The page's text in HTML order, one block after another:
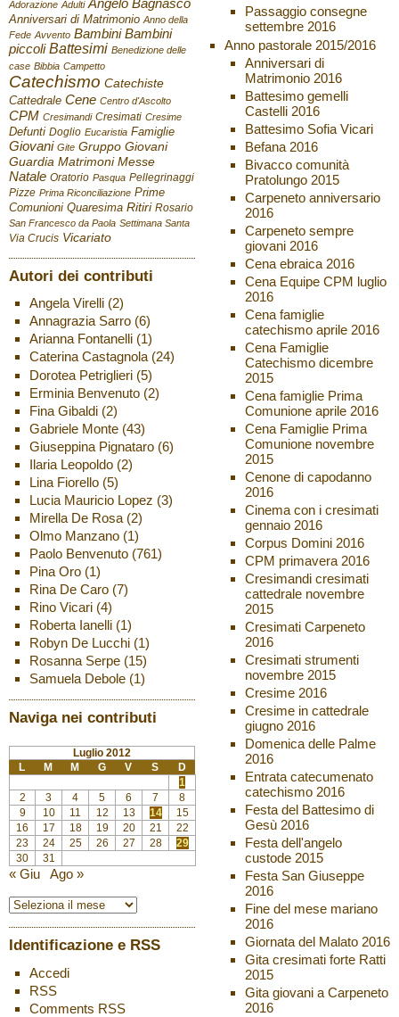
Adorazione Adulti Angelo Bagnasco
Anniversari di Matrimonio Anno della
Fede Avvento Bambini Bambini
piccoli Battesimi Benedizione delle
case Bibbia Campetto
Catechismo Catechiste
Cattedrale Cene Centro d'Ascolto
CPM Cresimandi Cresimati Cresime
Defunti Doglio Eucaristia Famiglie
Giovani Gite Gruppo Giovani
Guardia Matrimoni Messe
Natale Oratorio Pasqua Pellegrinaggi
Pizze Prima Riconciliazione Prime
Comunioni Quaresima Ritiri Rosario
San Francesco da Paola Settimana Santa
Via Crucis Vicariato
Autori dei contributi
Angela Virelli(2)
Annagrazia Sarro(6)
Arianna Fontanelli(1)
Caterina Castagnola(24)
Dorotea Petriglieri(5)
Erminia Benvenuto(2)
Fina Gibaldi(2)
Gabriele Monte(43)
Giuseppina Pignataro(6)
Ilaria Leopoldo(2)
Lina Fiorello(5)
Lucia Mauricio Lopez (3)
Mirella De Rosa(2)
Olmo Manzano(1)
Paolo Benvenuto(761)
Pina Oro(1)
Rina De Caro(7)
Rino Vicari(4)
Roberta Ianelli(1)
Robyn De Lucchi(1)
Rosanna Serpe(15)
Samuela Debole(1)
Naviga nei contributi
Luglio 2012
L
M M G V S
D
1
2
3 4 5 6 7
8
9
10 11 12 13 14
15
16
17 18 19 20 21
22
23
24 25 26 27 28
29
30
31
« Giu Ago »
Identificazione e RSS
Accedi
RSS
Comments RSS
Passaggio consegne
settembre 2016
Anno pastorale 2015/2016
Anniversari di
Matrimonio 2016
Battesimo gemelli
Castelli 2016
Battesimo Sofia Vicari
Befana 2016
Bivacco comunità
Pratolungo 2015
Carpeneto anniversario
2016
Carpeneto sempre
giovani 2016
Cena ebraica 2016
Cena Equipe CPM luglio
2016
Cena famiglie
catechismo aprile 2016
Cena Famiglie
Catechismo dicembre
2015
Cena famiglie Prima
Comunione aprile 2016
Cena Famiglie Prima
Comunione novembre
2015
Cenone di capodanno
2016
Cinema con i cresimati
gennaio 2016
Corpus Domini 2016
CPM primavera 2016
Cresimandi cresimati
cattedrale novembre
2015
Cresimati Carpeneto
2016
Cresimati strumenti
novembre 2015
Cresime 2016
Cresime in cattedrale
giugno 2016
Domenica delle Palme
2016
Entrata catecumenato
catechismo 2016
Festa del Battesimo di
Gesù 2016
Festa dell'angelo
custode 2015
Festa San Giuseppe
2016
Fine del mese mariano
2016
Giornata del Malato 2016
Gita cresimati forte Ratti
2015
Gita giovani a Carpeneto
2016